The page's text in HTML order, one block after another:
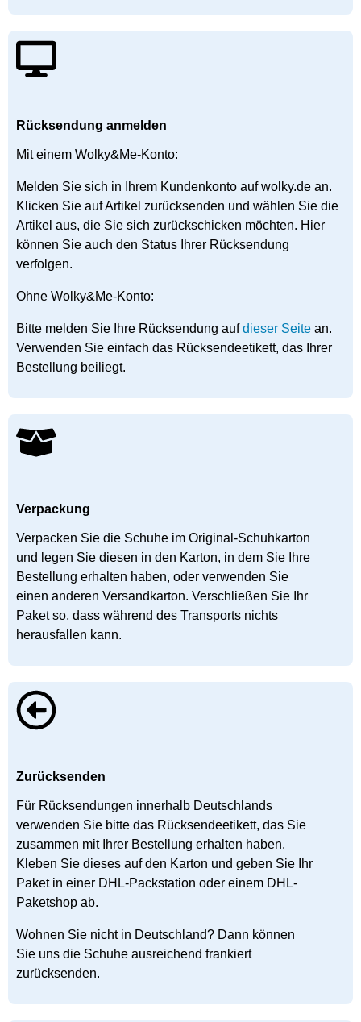
Rücksendung anmelden
Mit einem Wolky&Me-Konto:
Melden Sie sich in Ihrem Kundenkonto auf wolky.de an.
Klicken Sie auf Artikel zurücksenden und wählen Sie die
Artikel aus, die Sie sich zurückschicken möchten. Hier
können Sie auch den Status Ihrer Rücksendung
verfolgen.
Ohne Wolky&Me-Konto:
Bitte melden Sie Ihre Rücksendung aufdieser Seite an.
Verwenden Sie einfach das Rücksendeetikett, das Ihrer
Bestellung beiliegt.
Verpackung
Verpacken Sie die Schuhe im Original-Schuhkarton
und legen Sie diesen in den Karton, in dem Sie Ihre
Bestellung erhalten haben, oder verwenden Sie
einen anderen Versandkarton. Verschließen Sie Ihr
Paket so, dass während des Transports nichts
herausfallen kann.
Zurücksenden
Für Rücksendungen innerhalb Deutschlands
verwenden Sie bitte das Rücksendeetikett, das Sie
zusammen mit Ihrer Bestellung erhalten haben.
Kleben Sie dieses auf den Karton und geben Sie Ihr
Paket in einer DHL-Packstation oder einem DHL-
Paketshop ab.
Wohnen Sie nicht in Deutschland? Dann können
Sie uns die Schuhe ausreichend frankiert
zurücksenden.